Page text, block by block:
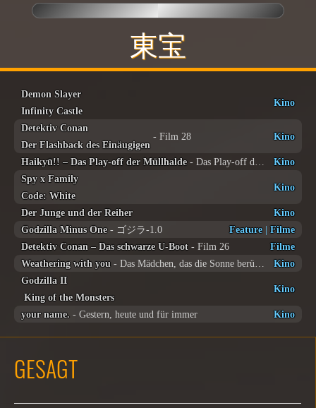
東宝
Demon Slayer
Infinity Castle
Kino
Detektiv Conan
Der Flashback des Einäugigen
- Film 28 Kino
Haikyū!! – Das Play-off der Müllhalde
Kino
Spy x Family
Code: White
Kino
Der Junge und der Reiher
Kino
Godzilla Minus One- ゴジラ-1.0 Feature| Filme
Detektiv Conan – Das schwarze U-Boot - Film 26
Filme
Weathering with you
Kino
Godzilla II
King of the Monsters
Kino
your name. - Gestern, heute und für immer Kino
GESAGT